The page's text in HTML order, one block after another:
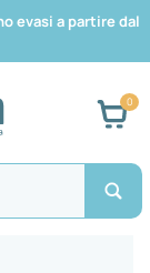
evasi a partire dal